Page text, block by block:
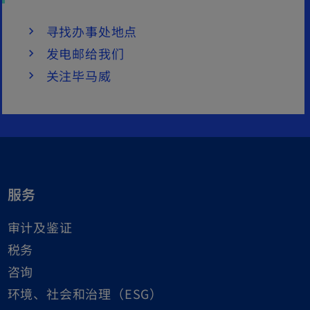
寻找办事处地点
发电邮给我们
关注毕马威
服务
审计及鉴证
税务
咨询
环境、社会和治理（ESG）